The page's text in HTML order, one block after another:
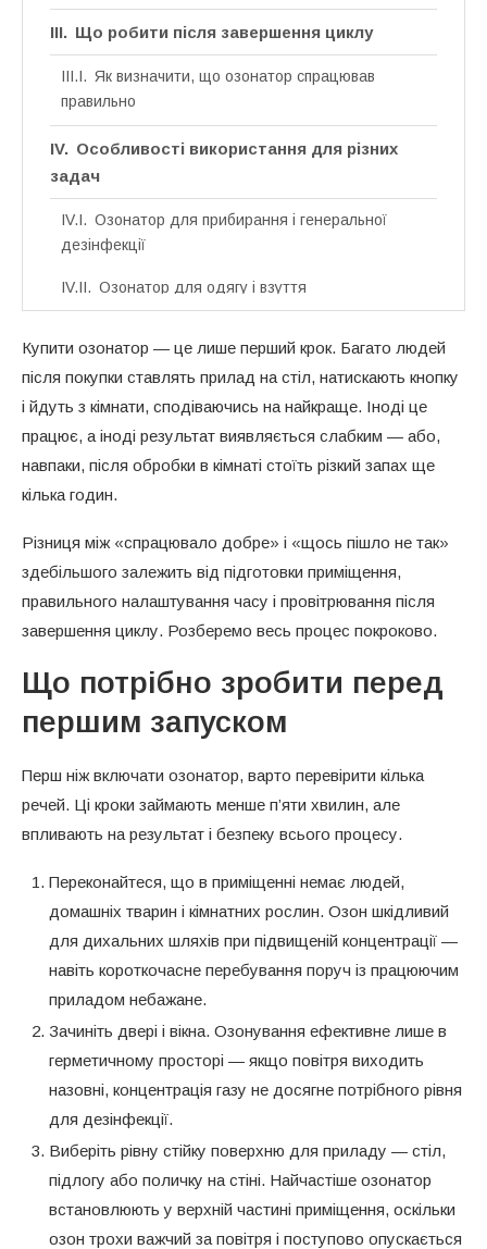
Що робити після завершення циклу
Як визначити, що озонатор спрацював
правильно
Особливості використання для різних
задач
Озонатор для прибирання і генеральної
дезінфекції
Озонатор для одягу і взуття
Регулярне використання
Поширені помилки при використанні
озонатора
Купити озонатор — це лише перший крок. Багато людей
після покупки ставлять прилад на стіл, натискають кнопку
і йдуть з кімнати, сподіваючись на найкраще. Іноді це
працює, а іноді результат виявляється слабким — або,
навпаки, після обробки в кімнаті стоїть різкий запах ще
кілька годин.
Різниця між «спрацювало добре» і «щось пішло не так»
здебільшого залежить від підготовки приміщення,
правильного налаштування часу і провітрювання після
завершення циклу. Розберемо весь процес покроково.
Що потрібно зробити перед
першим запуском
Перш ніж включати озонатор, варто перевірити кілька
речей. Ці кроки займають менше п’яти хвилин, але
впливають на результат і безпеку всього процесу.
Переконайтеся, що в приміщенні немає людей,
домашніх тварин і кімнатних рослин. Озон шкідливий
для дихальних шляхів при підвищеній концентрації —
навіть короткочасне перебування поруч із працюючим
приладом небажане.
Зачиніть двері і вікна. Озонування ефективне лише в
герметичному просторі — якщо повітря виходить
назовні, концентрація газу не досягне потрібного рівня
для дезінфекції.
Виберіть рівну стійку поверхню для приладу — стіл,
підлогу або поличку на стіні. Найчастіше озонатор
встановлюють у верхній частині приміщення, оскільки
озон трохи важчий за повітря і поступово опускається